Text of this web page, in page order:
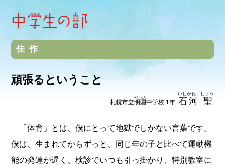
佳作
頑張るということ
札幌市立明園
めいえん
中学校 1年 石河 聖
いしかわ しょう
「体育」とは、僕にとって地獄でしかない言葉です。
僕は、生まれてからずっと、同じ年の子と比べて運動機
能の発達が遅く、検診でいつも引っ掛かり、特別教室に